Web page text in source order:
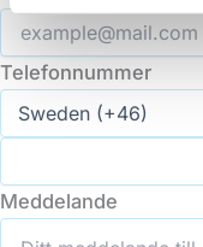
Telefonnummer
Meddelande